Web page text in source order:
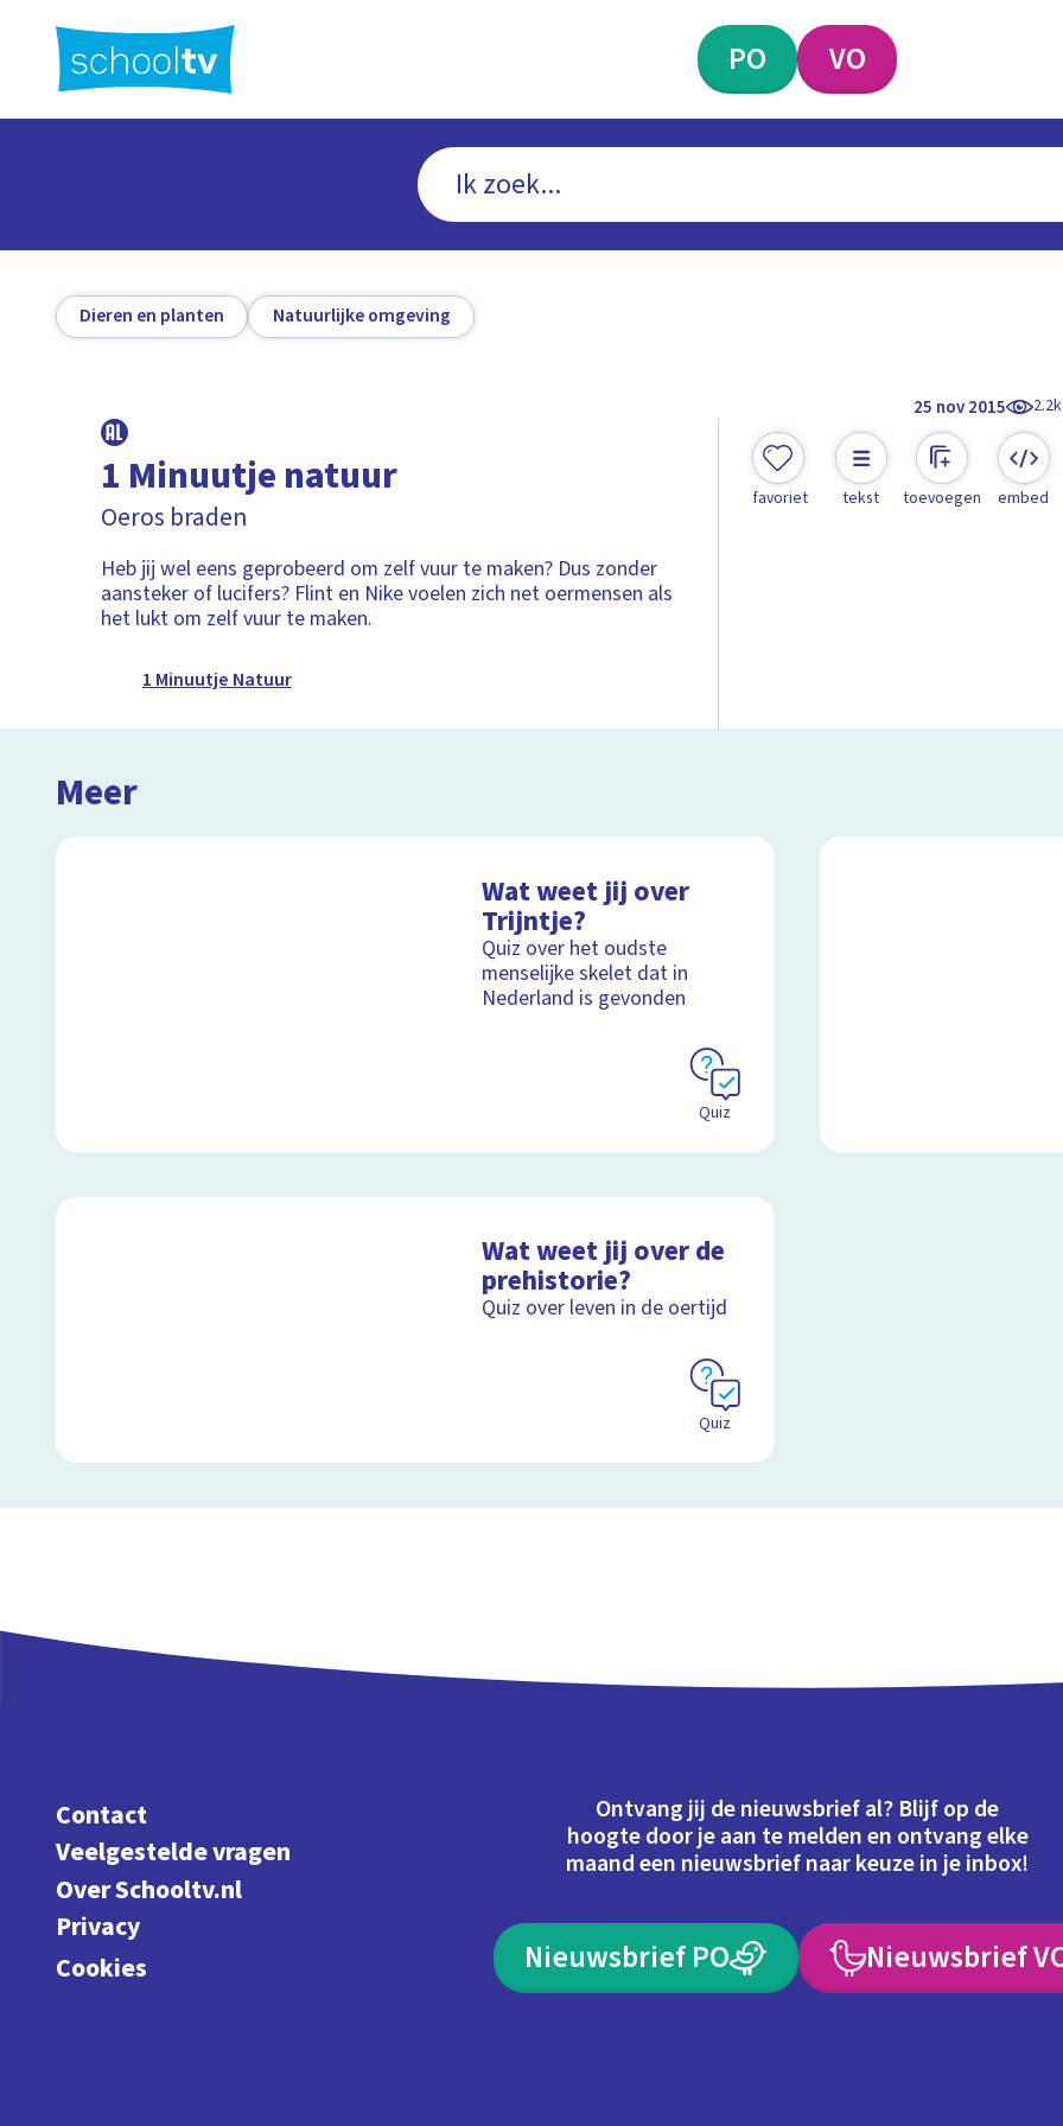
hoofdinhoud
PO VO
Dieren en planten Natuurlijke omgeving
25 nov 2015 2.2k
1 Minuutje natuur
Oeros braden
Heb jij wel eens geprobeerd om zelf vuur te maken? Dus zonder
aansteker of lucifers? Flint en Nike voelen zich net oermensen als
het lukt om zelf vuur te maken.
1 Minuutje Natuur
favoriet tekst toevoegen embed
Meer
Wat weet jij over
Trijntje?
Quiz over het oudste
menselijke skelet dat in
Nederland is gevonden
Quiz
Wat weet jij over de
prehistorie?
Quiz over leven in de oertijd
Quiz
Contact
Veelgestelde vragen
Over Schooltv.nl
Privacy
Cookies
Ontvang jij de nieuwsbrief al? Blijf op de
hoogte door je aan te melden en ontvang elke
maand een nieuwsbrief naar keuze in je inbox!
Nieuwsbrief PO Nieuwsbrief